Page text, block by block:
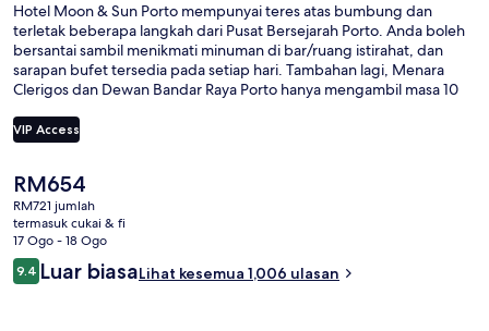
Hotel Moon & Sun Porto mempunyai teres atas bumbung dan
terletak beberapa langkah dari Pusat Bersejarah Porto. Anda boleh
bersantai sambil menikmati minuman di bar/ruang istirahat, dan
sarapan bufet tersedia pada setiap hari. Tambahan lagi, Menara
Clerigos dan Dewan Bandar Raya Porto hanya mengambil masa 10
tentang kakitangan dan keadaan keseluruhan hartanah. Hartanah ini
terletak berdekatan dengan pengangkutan awam: jarak Hentian
Carmo ialah 3 minit.
VIP Access
Harga
semasa
ialah
RM654
RM654
RM721 jumlah
termasuk cukai & fi
17 Ogo - 18 Ogo
Ulasan
9.49.4 daripada 10
Luar biasaLihat kesemua 1,006 ulasan